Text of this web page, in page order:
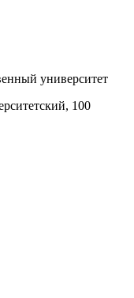
университет
100